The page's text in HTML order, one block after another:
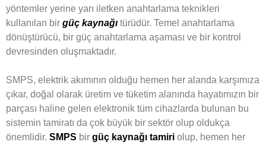
yöntemler yerine yarı iletken anahtarlama teknikleri
kullanılan bir güç kaynağı türüdür. Temel anahtarlama
dönüştürücü, bir güç anahtarlama aşaması ve bir kontrol
devresinden oluşmaktadır.
SMPS, elektrik akımının olduğu hemen her alanda karşımıza
çıkar, doğal olarak üretim ve tüketim alanında hayatımızın bir
parçası haline gelen elektronik tüm cihazlarda bulunan bu
sistemin tamiratı da çok büyük bir sektör olup oldukça
önemlidir. SMPS bir güç kaynağı tamiri olup, hemen her